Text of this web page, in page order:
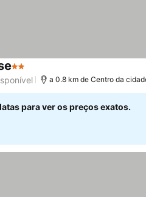
2 Estrelas
a 0.8 km de Centro da
para ver os preços exatos.